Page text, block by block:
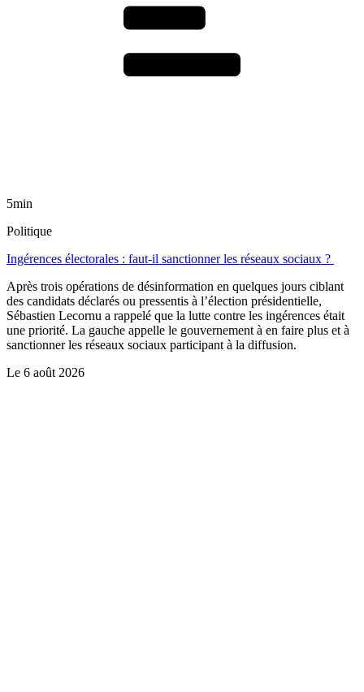
5min
Politique
Ingérences électorales : faut-il sanctionner les réseaux sociaux ?
Après trois opérations de désinformation en quelques jours ciblant
des candidats déclarés ou pressentis à l’élection présidentielle,
Sébastien Lecornu a rappelé que la lutte contre les ingérences était
une priorité. La gauche appelle le gouvernement à en faire plus et à
sanctionner les réseaux sociaux participant à la diffusion.
Le 6 août 2026